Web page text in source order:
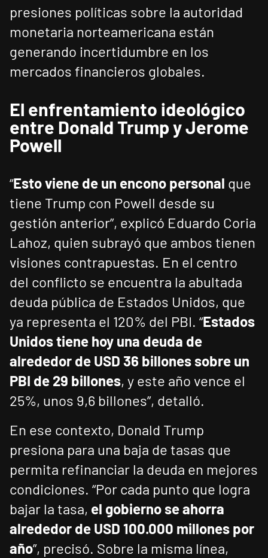
presiones políticas sobre la autoridad
monetaria norteamericana están
generando incertidumbre en los
mercados financieros globales.
El enfrentamiento ideológico
entre Donald Trump y Jerome
Powell
“Esto viene de un encono personal que
tiene Trump con Powell desde su
gestión anterior”, explicó Eduardo Coria
Lahoz, quien subrayó que ambos tienen
visiones contrapuestas. En el centro
del conflicto se encuentra la abultada
deuda pública de Estados Unidos, que
ya representa el 120% del PBI. “Estados
Unidos tiene hoy una deuda de
alrededor de USD 36 billones sobre un
PBI de 29 billones, y este año vence el
25%, unos 9,6 billones”, detalló.
En ese contexto, Donald Trump
presiona para una baja de tasas que
permita refinanciar la deuda en mejores
condiciones. “Por cada punto que logra
bajar la tasa, el gobierno se ahorra
alrededor de USD 100.000 millones por
año”, precisó. Sobre la misma línea,